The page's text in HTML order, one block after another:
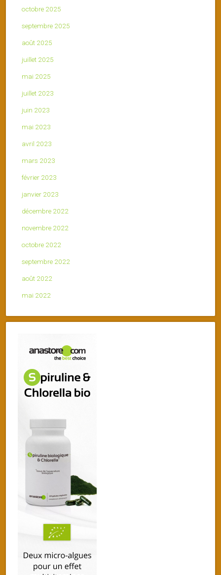
octobre 2025
septembre 2025
août 2025
juillet 2025
mai 2025
juillet 2023
juin 2023
mai 2023
avril 2023
mars 2023
février 2023
janvier 2023
décembre 2022
novembre 2022
octobre 2022
septembre 2022
août 2022
mai 2022